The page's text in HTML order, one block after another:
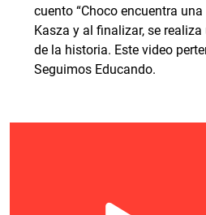
cuento “Choco encuentra
Kasza y al finalizar, se
de la historia. Este video
Seguimos Educando.